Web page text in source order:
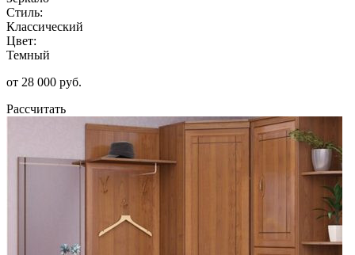
Стиль:
Классический
Цвет:
Темный
от 28 000 руб.
Рассчитать